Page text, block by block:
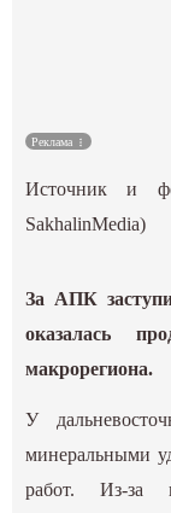
Реклама
Источник и
SakhalinMedia)
За АПК
оказалась
макрорегиона.
У
минеральными
работ. Из-за